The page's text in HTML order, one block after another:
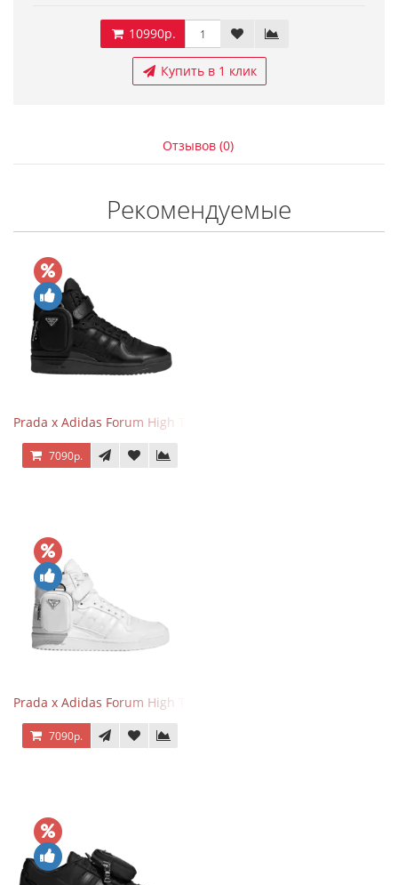
10990р.
Купить в 1 клик
Отзывов (0)
Рекомендуемые
Prada x Adidas Forum High Triple Black
7090р.
Prada x Adidas Forum High Triple White
7090р.